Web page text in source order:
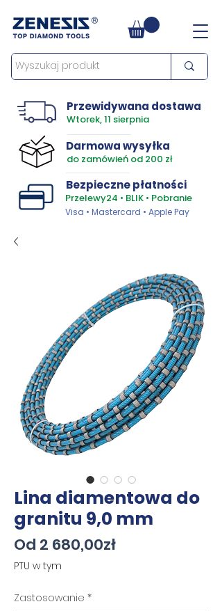
Przewidywana dostawa
Wtorek, 11 sierpnia
Darmowa wysyłka
do zamówień od 200 zł
Bezpieczne płatności
Przelewy24 • BLIK • Pobranie
Visa • Mastercard • Apple Pay
Lina diamentowa do
granitu 9,0 mm
Od 2 680,00złCena
PTU w tym
Zastosowanie *